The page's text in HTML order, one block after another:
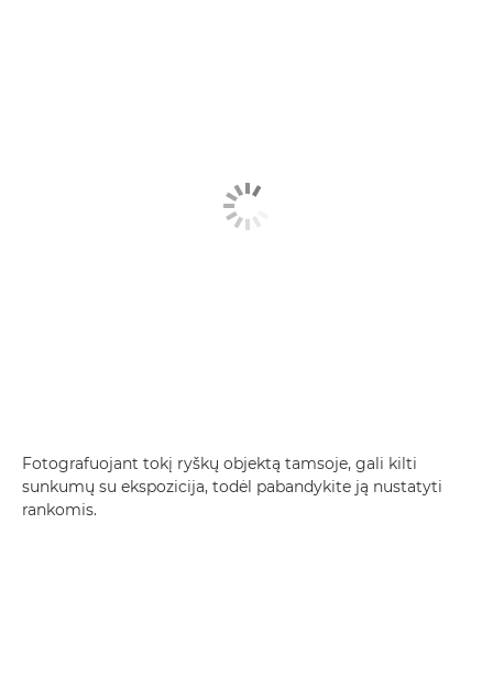
Fotografuojant tokį ryškų objektą tamsoje, gali kilti
sunkumų su ekspozicija, todėl pabandykite ją nustatyti
rankomis.